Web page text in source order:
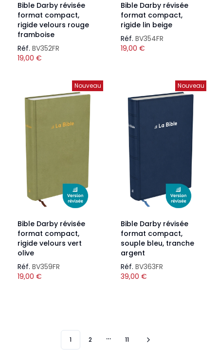
Bible Darby révisée
format compact,
rigide velours rouge
framboise
Réf. BV352FR
19,00 €
Bible Darby révisée
format compact,
rigide lin beige
Réf. BV354FR
19,00 €
Nouveau
Bible Darby révisée
format compact,
rigide velours vert
olive
Réf. BV359FR
19,00 €
Nouveau
Bible Darby révisée
format compact,
souple bleu, tranche
argent
Réf. BV363FR
39,00 €
1 2 More pages
11